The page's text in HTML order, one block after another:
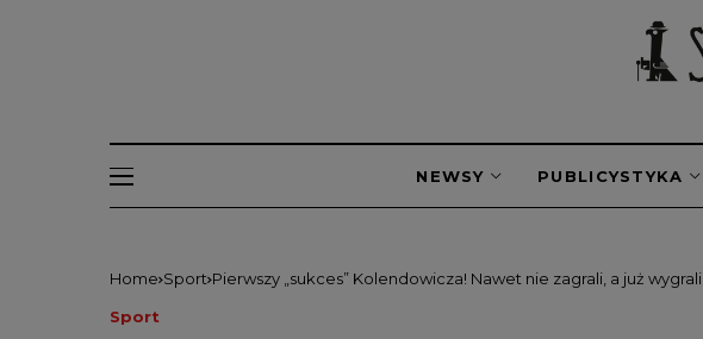
NEWSY PUBLICYSTYKA
Home Sport Pierwszy „sukces” Kolendowicza! Nawet nie zagrali, a już wygrali
Sport